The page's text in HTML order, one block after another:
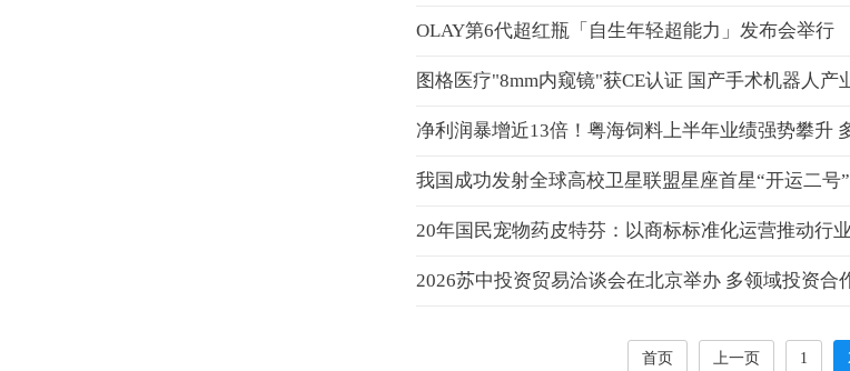
OLAY第6代超红瓶「自生年轻超能力」发布会举行
图格医疗"8mm内窥镜"获CE认证 国产手术机器人产
净利润暴增近13倍！粤海饲料上半年业绩强势攀升
我国成功发射全球高校卫星联盟星座首星“开运二号”
20年国民宠物药皮特芬：以商标标准化运营推动行
2026苏中投资贸易洽谈会在北京举办 多领域投资合
首页 上一页 1